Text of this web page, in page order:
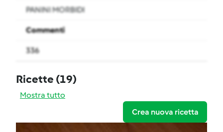
PANINI MORBIDI
Commenti
336
Ricette (19)
Mostra tutto
Crea nuova ricetta